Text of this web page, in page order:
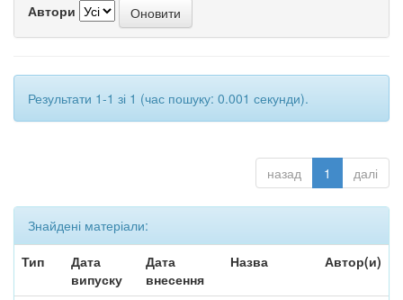
Автори
Результати 1-1 зі 1 (час пошуку: 0.001 секунди).
назад 1 далі
Знайдені матеріали:
Тип
Дата
випуску
Дата
внесення
Назва Автор(и)